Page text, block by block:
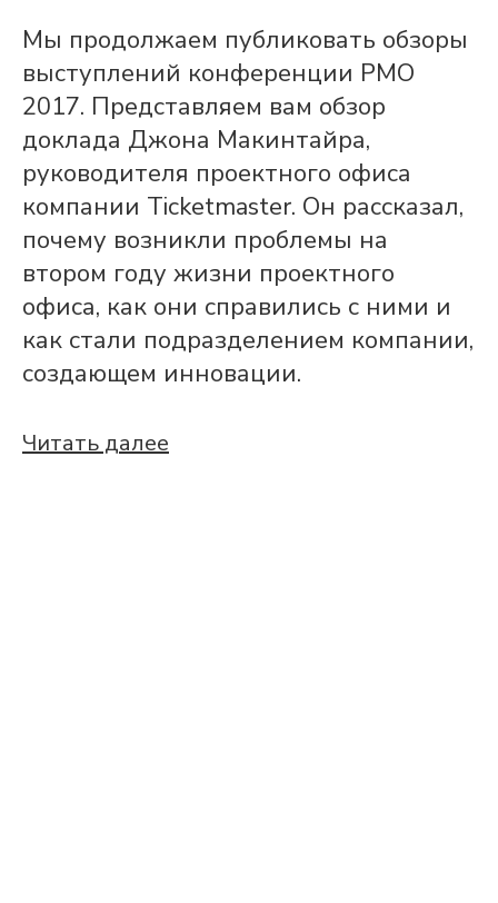
Мы продолжаем публиковать обзоры
выступлений конференции PMO
2017. Представляем вам обзор
доклада Джона Макинтайра,
руководителя проектного офиса
компании Ticketmaster. Он рассказал,
почему возникли проблемы на
втором году жизни проектного
офиса, как они справились с ними и
как стали подразделением компании,
создающем инновации.
Читать далее